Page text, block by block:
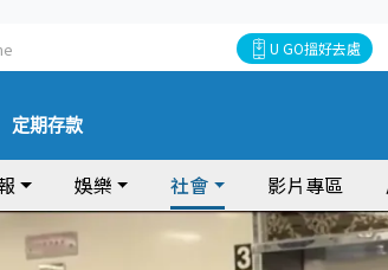
U GO搵好去處
定期存款
娛樂 社會 影片專區